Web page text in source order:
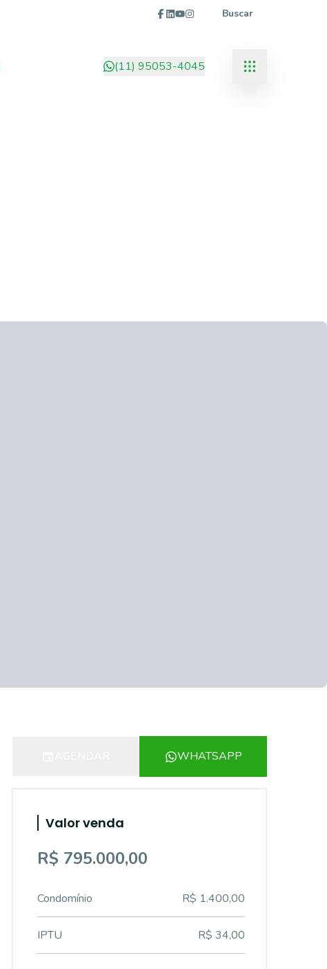
Buscar
(11) 95053-4045
WHATSAPP
Valor venda
R$ 795.000,00
Condomínio R$ 1.400,00
IPTU R$ 34,00